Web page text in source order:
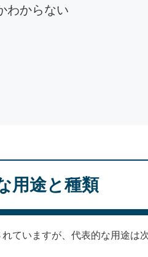
わからない
用途と種類
ていますが、代表的な用途は